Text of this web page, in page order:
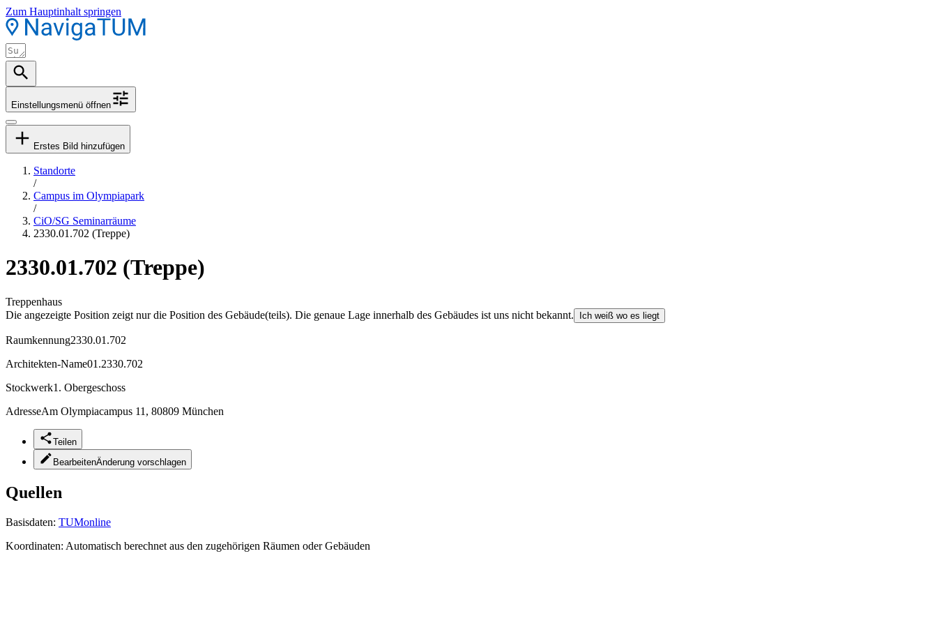
Zum Hauptinhalt springen
Einstellungsmenü öffnen
Erstes Bild hinzufügen
Standorte
/
Campus im Olympiapark
/
CiO/SG Seminarräume
2330.01.702 (Treppe)
2330.01.702 (Treppe)
Treppenhaus
Die angezeigte Position zeigt nur die Position des Gebäude(teils). Die genaue Lage innerhalb des Gebäudes ist uns nicht bekannt.
Ich weiß wo es liegt
Raumkennung2330.01.702
Architekten-Name01.2330.702
Stockwerk1. Obergeschoss
AdresseAm Olympiacampus 11, 80809 München
Teilen
BearbeitenÄnderung vorschlagen
Quellen
Basisdaten: TUMonline
Koordinaten: Automatisch berechnet aus den zugehörigen Räumen oder Gebäuden